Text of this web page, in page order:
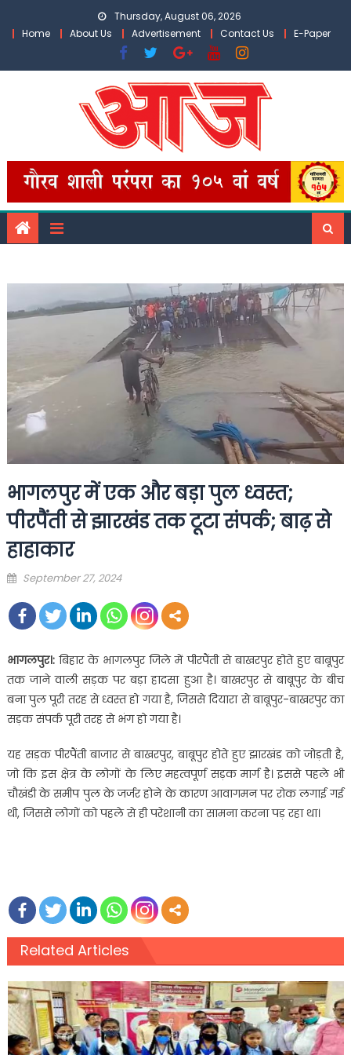
Thursday, August 06, 2026
Home
About Us Advertisement Contact Us E-Paper
भागलपुर में एक और बड़ा पुल ध्वस्त;
पीरपैंती से झारखंड तक टूटा संपर्क; बाढ़ से
हाहाकार
Posted
September 27, 2024
भागलपुर।:बिहार के भागलपुर जिले में पीरपैंती से बाखरपुर होते हुए बाबूपुर
तक जाने वाली सड़क पर बड़ा हादसा हुआ है। बाखरपुर से बाबूपुर के बीच
बना पुल पूरी तरह से ध्वस्त हो गया है, जिससे दियारा से बाबूपुर-बाखरपुर का
सड़क संपर्क पूरी तरह से भंग हो गया है।
यह सड़क पीरपैंती बाजार से बाखरपुर, बाबूपुर होते हुए झारखंड को जोड़ती है,
जो कि इस क्षेत्र के लोगों के लिए महत्वपूर्ण सड़क मार्ग है। इससे पहले भी
चौखंडी के समीप पुल के जर्जर होने के कारण आवागमन पर रोक लगाई गई
थी, जिससे लोगों को पहले से ही परेशानी का सामना करना पड़ रहा था।
Related Articles